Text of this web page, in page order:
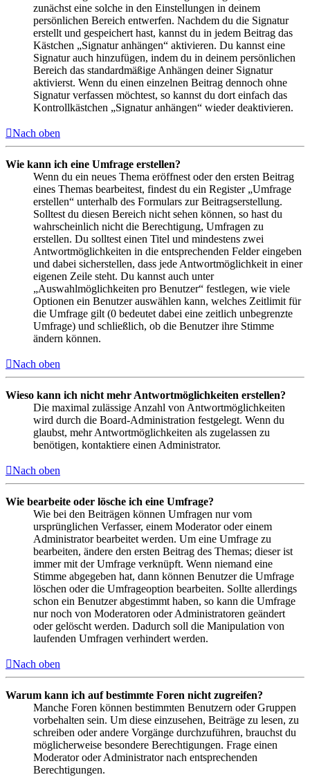
zunächst eine solche in den Einstellungen in deinem
persönlichen Bereich entwerfen. Nachdem du die Signatur
erstellt und gespeichert hast, kannst du in jedem Beitrag das
Kästchen „Signatur anhängen“ aktivieren. Du kannst eine
Signatur auch hinzufügen, indem du in deinem persönlichen
Bereich das standardmäßige Anhängen deiner Signatur
aktivierst. Wenn du einen einzelnen Beitrag dennoch ohne
Signatur verfassen möchtest, so kannst du dort einfach das
Kontrollkästchen „Signatur anhängen“ wieder deaktivieren.
Nach oben
Wie kann ich eine Umfrage erstellen?
Wenn du ein neues Thema eröffnest oder den ersten Beitrag
eines Themas bearbeitest, findest du ein Register „Umfrage
erstellen“ unterhalb des Formulars zur Beitragserstellung.
Solltest du diesen Bereich nicht sehen können, so hast du
wahrscheinlich nicht die Berechtigung, Umfragen zu
erstellen. Du solltest einen Titel und mindestens zwei
Antwortmöglichkeiten in die entsprechenden Felder eingeben
und dabei sicherstellen, dass jede Antwortmöglichkeit in einer
eigenen Zeile steht. Du kannst auch unter
„Auswahlmöglichkeiten pro Benutzer“ festlegen, wie viele
Optionen ein Benutzer auswählen kann, welches Zeitlimit für
die Umfrage gilt (0 bedeutet dabei eine zeitlich unbegrenzte
Umfrage) und schließlich, ob die Benutzer ihre Stimme
ändern können.
Nach oben
Wieso kann ich nicht mehr Antwortmöglichkeiten erstellen?
Die maximal zulässige Anzahl von Antwortmöglichkeiten
wird durch die Board-Administration festgelegt. Wenn du
glaubst, mehr Antwortmöglichkeiten als zugelassen zu
benötigen, kontaktiere einen Administrator.
Nach oben
Wie bearbeite oder lösche ich eine Umfrage?
Wie bei den Beiträgen können Umfragen nur vom
ursprünglichen Verfasser, einem Moderator oder einem
Administrator bearbeitet werden. Um eine Umfrage zu
bearbeiten, ändere den ersten Beitrag des Themas; dieser ist
immer mit der Umfrage verknüpft. Wenn niemand eine
Stimme abgegeben hat, dann können Benutzer die Umfrage
löschen oder die Umfrageoption bearbeiten. Sollte allerdings
schon ein Benutzer abgestimmt haben, so kann die Umfrage
nur noch von Moderatoren oder Administratoren geändert
oder gelöscht werden. Dadurch soll die Manipulation von
laufenden Umfragen verhindert werden.
Nach oben
Warum kann ich auf bestimmte Foren nicht zugreifen?
Manche Foren können bestimmten Benutzern oder Gruppen
vorbehalten sein. Um diese einzusehen, Beiträge zu lesen, zu
schreiben oder andere Vorgänge durchzuführen, brauchst du
möglicherweise besondere Berechtigungen. Frage einen
Moderator oder Administrator nach entsprechenden
Berechtigungen.